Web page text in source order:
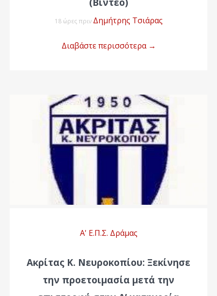
(Βίντεο)
18 ώρες πριν Δημήτρης Τσιάρας
Διαβάστε περισσότερα →
Α' Ε.Π.Σ. Δράμας
Ακρίτας Κ. Νευροκοπίου: Ξεκίνησε
την προετοιμασία μετά την